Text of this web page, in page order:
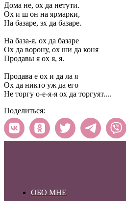
Дома не, ох да нетути.
Ох и ш он на ярмарки,
На базаре, эх да базаре.
На база-я, ох да базаре
Ох да ворону, ох ши да коня
Продавы я ох я, я.
Продава е ох и да ла я
Ох да никто уж да его
Не торгу о-е-я-я ох да торгуят....
Поделиться:
ОБО МНЕ